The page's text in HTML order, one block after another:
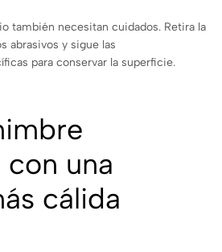
también necesitan cuidados. Retira la
abrasivos y sigue las
para conservar la superficie.
una
cálida